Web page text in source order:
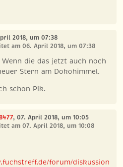
2018, um 07:38
am 06. April 2018, um 07:38
Wenn die das jetzt auch noch
Stern am Dokohimmel.
schon Pik.
, 07. April 2018, um 10:05
am 07. April 2018, um 10:08
forum/diskussion